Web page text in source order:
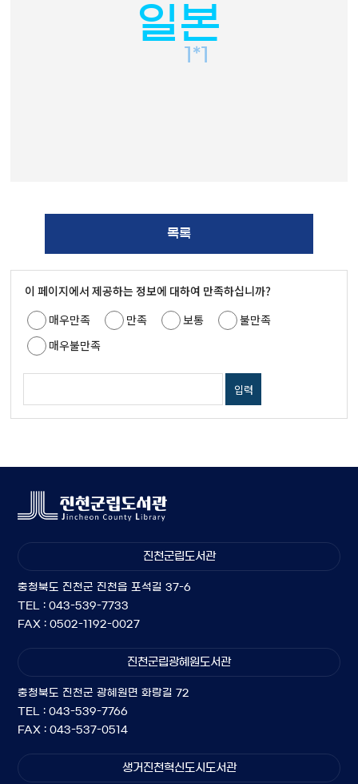
일본
1*1
목록
이 페이지에서 제공하는 정보에 대하여 만족하십니까?
매우만족
만족 보통
불만족
매우불만족
진천군립도서관
충청북도 진천군 진천읍 포석길 37-6
TEL : 043-539-7733
FAX : 0502-1192-0027
진천군립광혜원도서관
충청북도 진천군 광혜원면 화랑길 72
TEL : 043-539-7766
FAX : 043-537-0514
생거진천혁신도시도서관